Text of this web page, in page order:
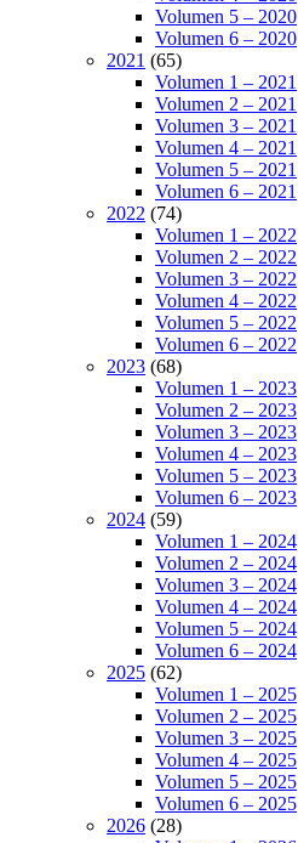
Volumen 5 – 2020
Volumen 6 – 2020
2021 (65)
Volumen 1 – 2021
Volumen 2 – 2021
Volumen 3 – 2021
Volumen 4 – 2021
Volumen 5 – 2021
Volumen 6 – 2021
2022 (74)
Volumen 1 – 2022
Volumen 2 – 2022
Volumen 3 – 2022
Volumen 4 – 2022
Volumen 5 – 2022
Volumen 6 – 2022
2023 (68)
Volumen 1 – 2023
Volumen 2 – 2023
Volumen 3 – 2023
Volumen 4 – 2023
Volumen 5 – 2023
Volumen 6 – 2023
2024 (59)
Volumen 1 – 2024
Volumen 2 – 2024
Volumen 3 – 2024
Volumen 4 – 2024
Volumen 5 – 2024
Volumen 6 – 2024
2025 (62)
Volumen 1 – 2025
Volumen 2 – 2025
Volumen 3 – 2025
Volumen 4 – 2025
Volumen 5 – 2025
Volumen 6 – 2025
2026 (28)